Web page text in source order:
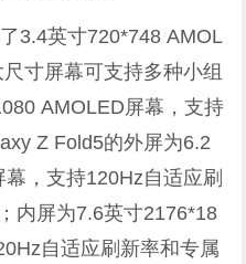
3.4英寸720*748 AMOL
寸屏幕可支持多种小组
AMOLED屏幕，支持
Z Fold5的外屏为6.2
，支持120Hz自适应刷
内屏为7.6英寸2176*18
自适应刷新率和专属